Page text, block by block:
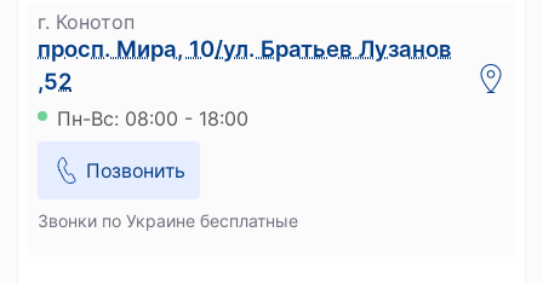
г. Конотоп
просп. Мира, 10/ул. Братьев Лузанов
,52
Пн-Вс: 08:00 - 18:00
Позвонить
Звонки по Украине бесплатные